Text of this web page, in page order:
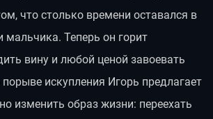
что столько времени оставался в
мальчика. Теперь он горит
вину и любой ценой завоевать
искупления Игорь предлагает
изменить образ жизни: переехать